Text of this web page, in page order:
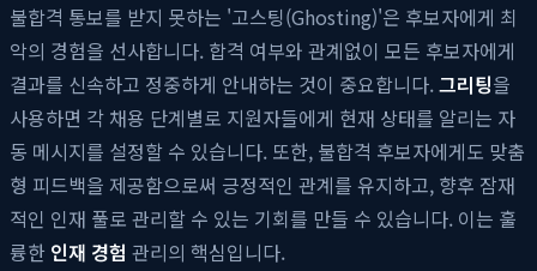
불합격 통보를 받지 못하는 '고스팅(Ghosting)'은 후보자에게 최
악의 경험을 선사합니다. 합격 여부와 관계없이 모든 후보자에게
결과를 신속하고 정중하게 안내하는 것이 중요합니다.그리팅을
사용하면 각 채용 단계별로 지원자들에게 현재 상태를 알리는 자
동 메시지를 설정할 수 있습니다. 또한, 불합격 후보자에게도 맞춤
형 피드백을 제공함으로써 긍정적인 관계를 유지하고, 향후 잠재
적인 인재 풀로 관리할 수 있는 기회를 만들 수 있습니다. 이는 훌
륭한 인재 경험 관리의 핵심입니다.